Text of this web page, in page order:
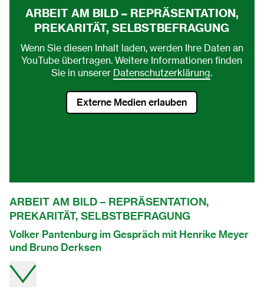
ARBEIT AM BILD – REPRÄSENTATION,
PREKARITÄT, SELBSTBEFRAGUNG
Wenn Sie diesen Inhalt laden, werden Ihre Daten an
YouTube übertragen. Weitere Informationen finden
Sie in unserer Datenschutzerklärung.
Externe Medien erlauben
ARBEIT AM BILD – REPRÄSENTATION,
PREKARITÄT, SELBSTBEFRAGUNG
Volker Pantenburg im Gespräch mit Henrike Meyer
und Bruno Derksen